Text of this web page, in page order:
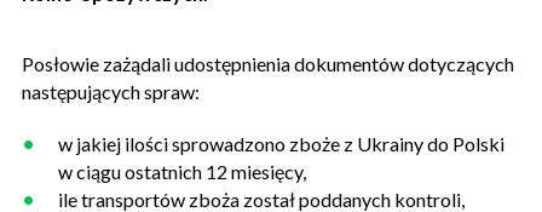
Posłowie zażądali udostępnienia dokumentów dotyczących
następujących spraw:
w jakiej ilości sprowadzono zboże z Ukrainy do Polski
w ciągu ostatnich 12 miesięcy,
ile transportów zboża został poddanych kontroli,